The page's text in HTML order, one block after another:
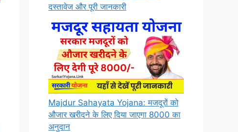
दस्तावेज और पूरी जानकारी
Majdur Sahayata Yojana: मजदूरों को
औजार खरीदने के लिए दिया जाएगा 8000 का
अनुदान